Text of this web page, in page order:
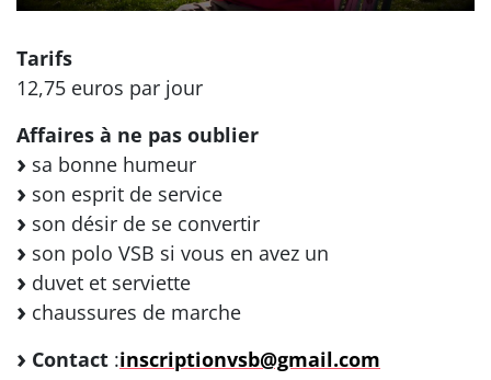
Tarifs
12,75 euros par jour
Affaires à ne pas oublier
sa bonne humeur
son esprit de service
son désir de se convertir
son polo VSB si vous en avez un
duvet et serviette
chaussures de marche
Contact :inscriptionvsb@gmail.com